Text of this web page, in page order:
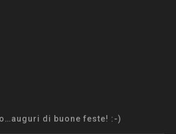
di buone feste! :-)